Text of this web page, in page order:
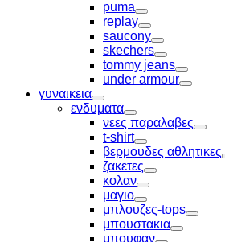
puma
Toggle
replay
Toggle
saucony
Toggle
skechers
Toggle
tommy jeans
Toggle
under armour
Toggle
γυναικεια
Toggle
ενδυματα
Toggle
νεες παραλαβες
Toggle
t-shirt
Toggle
βερμουδες αθλητικες
ζακετες
Toggle
κολαν
Toggle
μαγιο
Toggle
μπλουζες-tops
Toggle
μπουστακια
Toggle
μπουφαν